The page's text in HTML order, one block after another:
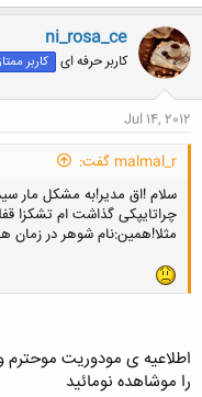
ni_rosa_ce
کاربر حرفه ای کاربر
Jul 14, 2012
malmal_r گفت:
سلام !اق مدیر!به مشکل مار
چراتایپکی گذاشت ام تشکزا
مثلا!همین:نام شوهر در زمان
اطلاعیه ی مودوریت
را موشاهده نومائید